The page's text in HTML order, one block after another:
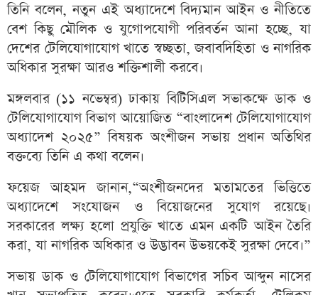
তিনি বলেন, নতুন এই অধ্যাদেশে বিদ্যমান আইন ও নীতিতে
বেশ কিছু মৌলিক ও যুগোপযোগী পরিবর্তন আনা হচ্ছে, যা
দেশের টেলিযোগাযোগ খাতে স্বচ্ছতা, জবাবদিহিতা ও নাগরিক
অধিকার সুরক্ষা আরও শক্তিশালী করবে।
মঙ্গলবার (১১ নভেম্বর) ঢাকায় বিটিসিএল সভাকক্ষে ডাক ও
টেলিযোগাযোগ বিভাগ আয়োজিত “বাংলাদেশ টেলিযোগাযোগ
অধ্যাদেশ ২০২৫” বিষয়ক অংশীজন সভায় প্রধান অতিথির
বক্তব্যে তিনি এ কথা বলেন।
ফয়েজ আহমদ জানান,“অংশীজনদের মতামতের ভিত্তিতে
অধ্যাদেশে সংযোজন ও বিয়োজনের সুযোগ রয়েছে।
সরকারের লক্ষ্য হলো প্রযুক্তি খাতে এমন একটি আইন তৈরি
করা, যা নাগরিক অধিকার ও উদ্ভাবন উভয়কেই সুরক্ষা দেবে।”
সভায় ডাক ও টেলিযোগাযোগ বিভাগের সচিব আব্দুন নাসের